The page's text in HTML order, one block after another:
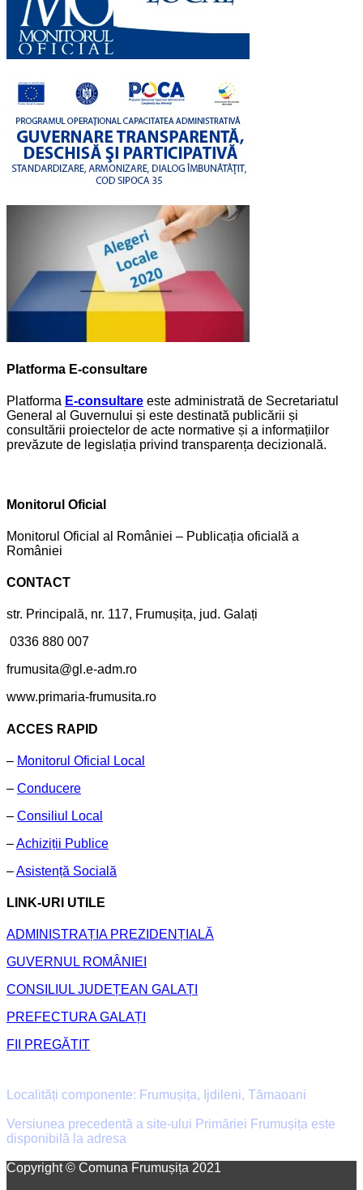
Platforma E-consultare
Platforma E-consultare este administrată de Secretariatul
General al Guvernului și este destinată publicării și
consultării proiectelor de acte normative și a informațiilor
prevăzute de legislația privind transparența decizională.
Monitorul Oficial
Monitorul Oficial al României – Publicația oficială a
României
CONTACT
str. Principală, nr. 117, Frumușița, jud. Galați
0336 880 007
frumusita@gl.e-adm.ro
www.primaria-frumusita.ro
ACCES RAPID
– Monitorul Oficial Local
– Conducere
– Consiliul Local
–Achiziții Publice
–Asistență Socială
LINK-URI UTILE
ADMINISTRAȚIA PREZIDENȚIALĂ
GUVERNUL ROMÂNIEI
CONSILIUL JUDEȚEAN GALAȚI
PREFECTURA GALAȚI
FII PREGĂTIT
Localități componente: Frumușița, Ijdileni, Tămaoani
Versiunea precedentă a site-ului Primăriei Frumușița este
disponibilă la adresa
Copyright © Comuna Frumușița 2021